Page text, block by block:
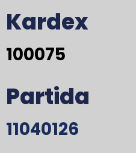
Kardex
100075
Partida
11040126